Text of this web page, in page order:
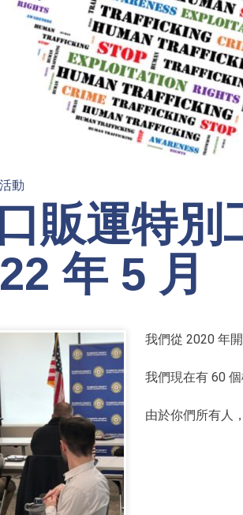
動
販運特別
年 5 月
我們從 2020 年
我們現在有 60
由於你們所有人